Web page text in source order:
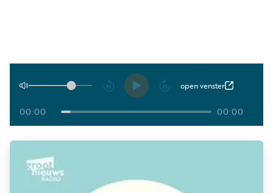
Afspelen open venster
00:00 00:00
Podcasts
Muziek
Artikelen
Kanalen
Steun